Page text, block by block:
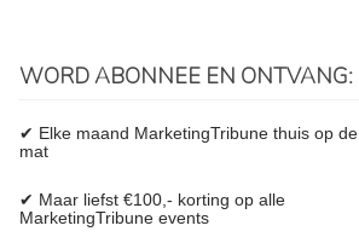
WORD ABONNEE EN ONTVANG:
✔ Elke maand MarketingTribune thuis op de
mat
✔ Maar liefst €100,- korting op alle
MarketingTribune events